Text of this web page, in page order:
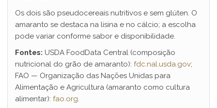
Os dois são pseudocereais nutritivos e sem glúten. O
amaranto se destaca na lisina e no cálcio; a escolha
pode variar conforme sabor e disponibilidade.
Fontes: USDA FoodData Central (composição
nutricional do grão de amaranto): fdc.nal.usda.gov;
FAO — Organização das Nações Unidas para
Alimentação e Agricultura (amaranto como cultura
alimentar): fao.org.